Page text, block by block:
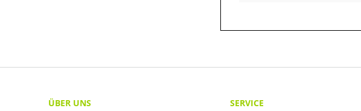
ÜBER UNS
SERVICE